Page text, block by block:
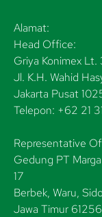
Alamat:
Head Office:
Griya Konimex Lt.
Jl. K.H. Wahid
Jakarta Pusat
Telepon: +62 21
Representative
Gedung PT
17
Berbek, Waru,
Jawa Timur 61256